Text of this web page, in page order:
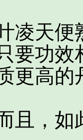
天便熟
要功
更高的
，如